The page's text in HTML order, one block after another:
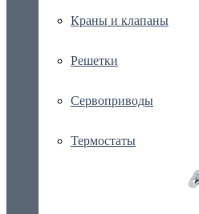
Краны и клапаны
Решетки
Сервоприводы
Термостаты